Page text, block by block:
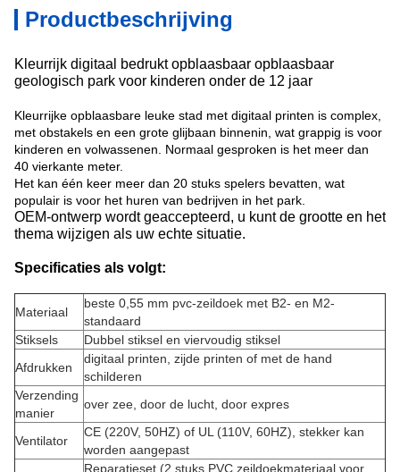
Productbeschrijving
Kleurrijk digitaal bedrukt opblaasbaar opblaasbaar
geologisch park voor kinderen onder de 12 jaar
Kleurrijke opblaasbare leuke stad met digitaal printen is complex,
met obstakels en een grote glijbaan binnenin, wat grappig is voor
kinderen en volwassenen. Normaal gesproken is het meer dan
40 vierkante meter.
Het kan één keer meer dan 20 stuks spelers bevatten, wat
populair is voor het huren van bedrijven in het park.
OEM-ontwerp wordt geaccepteerd, u kunt de grootte en het
thema wijzigen als uw echte situatie.
Specificaties als volgt:
Materiaal
beste 0,55 mm pvc-zeildoek met B2- en M2-
standaard
Stiksels
Dubbel stiksel en viervoudig stiksel
Afdrukken
digitaal printen, zijde printen of met de hand
schilderen
Verzending
manier
over zee, door de lucht, door expres
Ventilator
CE (220V, 50HZ) of UL (110V, 60HZ), stekker kan
worden aangepast
Reparatieset (2 stuks PVC zeildoekmateriaal voor